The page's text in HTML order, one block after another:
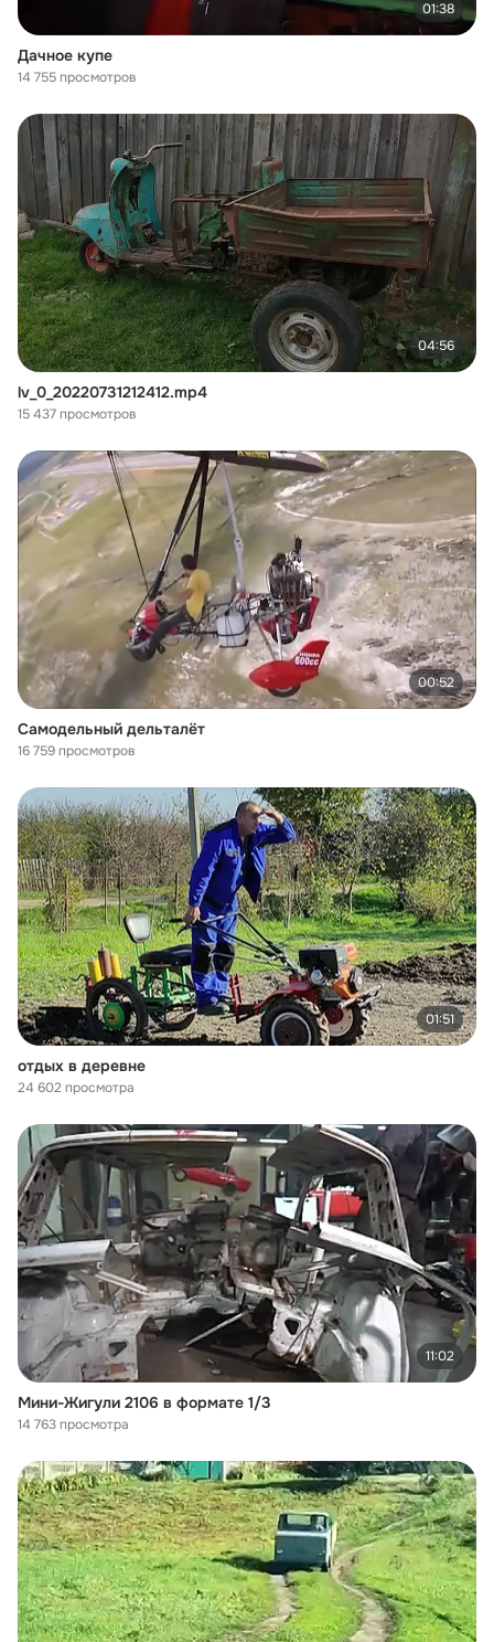
01:38
Дачное купе
14 755 просмотров
04:56
lv_0_20220731212412.mp4
15 437 просмотров
00:52
Самодельный дельталёт
16 759 просмотров
01:51
отдых в деревне
24 602 просмотра
11:02
Мини-Жигули 2106 в формате 1/3
14 763 просмотра